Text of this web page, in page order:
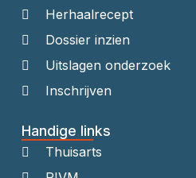
Herhaalrecept
Dossier inzien
Uitslagen onderzoek
Inschrijven
Handige links
Thuisarts